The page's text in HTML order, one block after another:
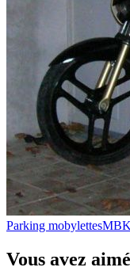
Parking mobylettesMBK
Vous avez